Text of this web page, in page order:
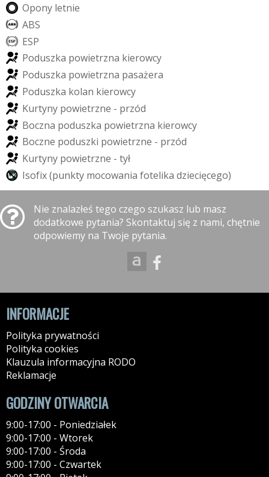
Opony letnie
ABS
ESP
Poduszka powietrzna kierowcy
Poduszka powietrzna pasażera
Poduszka kolan kierowcy
Kurtyny powietrzne - przód
Boczna poduszka powietrzna kierowcy
Boczne poduszki powietrzne - przód
Kurtyny powietrzne - tył
Isofix(punkty mocowania fotelika dziecięcego)
Nie znalazłeś tego czego szukasz lub masz
dodatkowe pytania? Skontaktuj się z nami, chętnie
odpowiemy na Twoje pytania.
INFORMACJE
Polityka prywatności
Polityka cookies
Klauzula informacyjna RODO
Reklamacje
GODZINY OTWARCIA
9:00-17:00 - Poniedziałek
9:00-17:00 - Wtorek
9:00-17:00 - Środa
9:00-17:00 - Czwartek